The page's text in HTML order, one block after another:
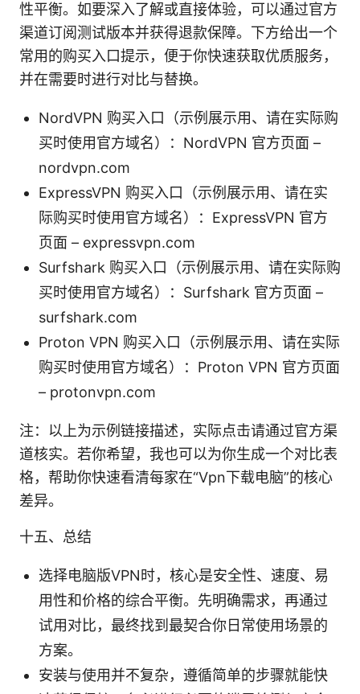
性平衡。如要深入了解或直接体验，可以通过官方
渠道订阅测试版本并获得退款保障。下方给出一个
常用的购买入口提示，便于你快速获取优质服务，
并在需要时进行对比与替换。
NordVPN 购买入口（示例展示用、请在实际购
买时使用官方域名）：NordVPN 官方页面 –
nordvpn.com
ExpressVPN 购买入口（示例展示用、请在实
际购买时使用官方域名）：ExpressVPN 官方
页面 – expressvpn.com
Surfshark 购买入口（示例展示用、请在实际购
买时使用官方域名）：Surfshark 官方页面 –
surfshark.com
Proton VPN 购买入口（示例展示用、请在实际
购买时使用官方域名）：Proton VPN 官方页面
– protonvpn.com
注：以上为示例链接描述，实际点击请通过官方渠
道核实。若你希望，我也可以为你生成一个对比表
格，帮助你快速看清每家在“Vpn下载电脑”的核心
差异。
十五、总结
选择电脑版VPN时，核心是安全性、速度、易
用性和价格的综合平衡。先明确需求，再通过
试用对比，最终找到最契合你日常使用场景的
方案。
安装与使用并不复杂，遵循简单的步骤就能快